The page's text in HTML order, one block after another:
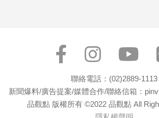
聯絡電話：(02)2889-1113
新聞爆料/廣告提案/媒體合作/聯絡信箱：
品觀點 版權所有 ©2022 品觀點 All